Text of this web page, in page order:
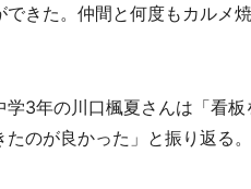
できた。仲間と何度もカルメ
3年の川口楓夏さんは「看
のが良かった」と振り返る。